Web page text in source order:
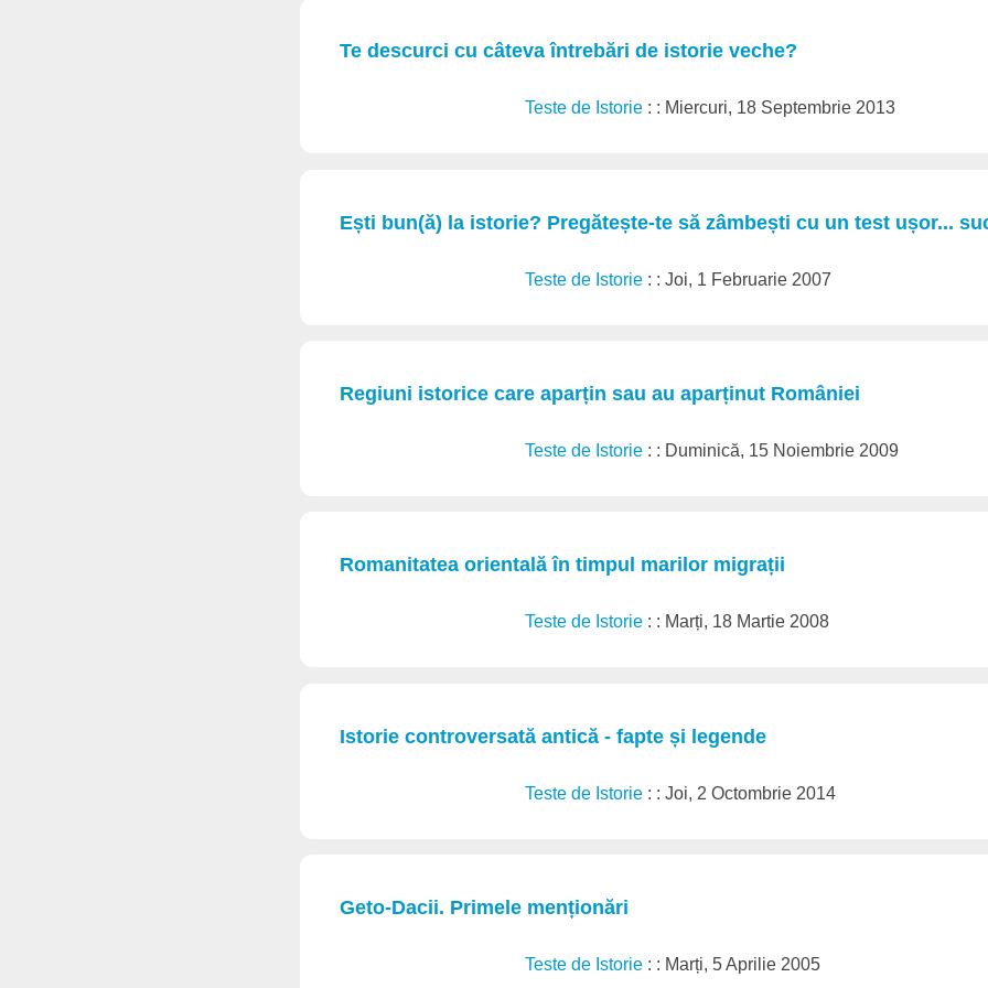
Te descurci cu câteva întrebări de istorie veche?
Teste de Istorie : : Miercuri, 18 Septembrie 2013
Ești bun(ă) la istorie? Pregătește-te să zâmbești cu un test ușor...
Teste de Istorie : : Joi, 1 Februarie 2007
Regiuni istorice care aparțin sau au aparținut României
Teste de Istorie : : Duminică, 15 Noiembrie 2009
Romanitatea orientală în timpul marilor migrații
Teste de Istorie : : Marți, 18 Martie 2008
Istorie controversată antică - fapte și legende
Teste de Istorie : : Joi, 2 Octombrie 2014
Geto-Dacii. Primele menționări
Teste de Istorie : : Marți, 5 Aprilie 2005